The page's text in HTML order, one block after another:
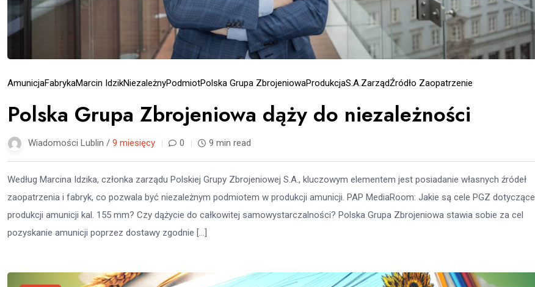
AmunicjaFabrykaMarcin IdzikNiezależnyPodmiotPolska Grupa ZbrojeniowaProdukcjaS.A.ZarządŹródło Zaopatrzenie
Polska Grupa Zbrojeniowa dąży do niezależności
Wiadomości Lublin / 9 miesięcy 0 9 min read
Według Marcina Idzika, członka zarządu Polskiej Grupy Zbrojeniowej S.A., kluczowym elementem jest posiadanie własnych źródeł
zaopatrzenia i fabryk, co pozwala być niezależnym podmiotem w produkcji amunicji. PAP MediaRoom: Jakie są cele PGZ dotyczące
produkcji amunicji kal. 155 mm? Czy dążycie do całkowitej samowystarczalności? Polska Grupa Zbrojeniowa stawia sobie za cel
pozyskanie amunicji poprzez dostawy zgodnie […]